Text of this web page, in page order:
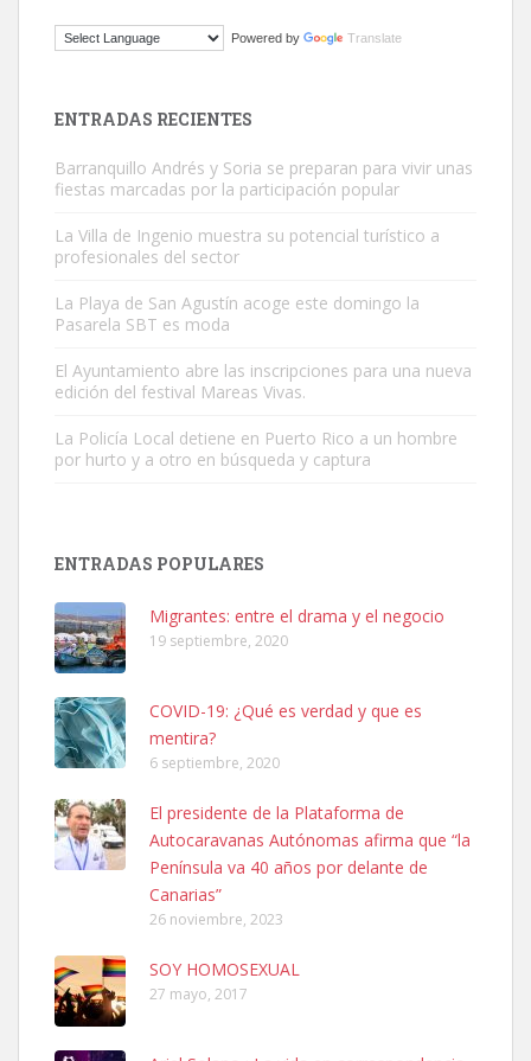
Busco adopción responsable para mi perra. Pastor alemán,
PERRO MACHO RAZA SHIBA CON MICROCHIP PERDIDO HOY
Leales.org » Gran Canaria
6.7.2025
Ninfa perdida
calle, se perdió por la zon...
Leales.org » Gran Canaria | 6.7.2025
Adopcion
Busco casa de acogida para mi perrita ya que por temas de trabajo
no la puedo tener. Solo gente r...
Leales.org » Gran Canaria | 4.7.2025
Powered by Translate
ENTRADAS RECIENTES
Barranquillo Andrés y Soria se preparan para vivir unas
fiestas marcadas por la participación popular
La Villa de Ingenio muestra su potencial turístico a
profesionales del sector
La Playa de San Agustín acoge este domingo la
Pasarela SBT es moda
El Ayuntamiento abre las inscripciones para una nueva
edición del festival Mareas Vivas.
La Policía Local detiene en Puerto Rico a un hombre
por hurto y a otro en búsqueda y captura
ENTRADAS POPULARES
Migrantes: entre el drama y el negocio
19 septiembre, 2020
COVID-19: ¿Qué es verdad y que es
mentira?
6 septiembre, 2020
El presidente de la Plataforma de
Autocaravanas Autónomas afirma que “la
Península va 40 años por delante de
Canarias”
26 noviembre, 2023
SOY HOMOSEXUAL
27 mayo, 2017